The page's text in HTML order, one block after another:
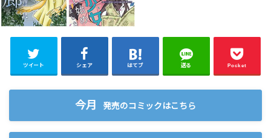
ツイート シェア はてブ 送る Pocket
今月 発売のコミックはこちら